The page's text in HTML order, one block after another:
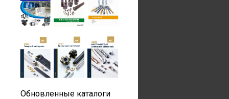
Обновленные каталоги